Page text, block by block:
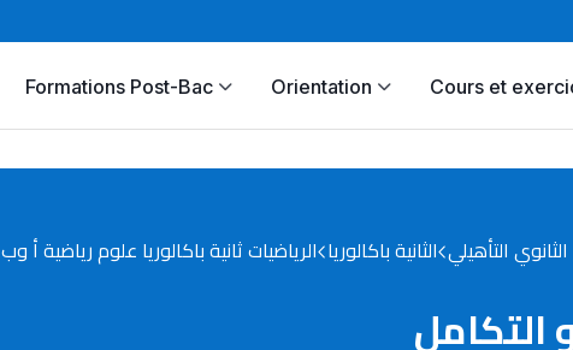
Formations Post-Bac Orientation Cours et
الثانوي التأهيلي الثانية باكالوريا الرياضيات ثانية باكالوريا علوم رياضية أ وب
التكامل